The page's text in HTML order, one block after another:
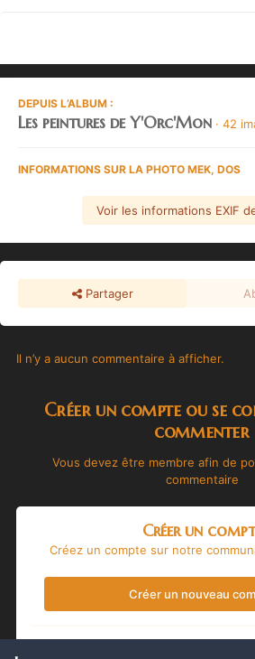
DEPUIS L’ALBUM :
Les peintures de Y'Orc'Mon · 42
INFORMATIONS SUR LA PHOTO MEK, DOS
Voir les informations EXIF
Partager
Il n’y a aucun commentaire à afficher.
Créer un compte ou se
commenter
Vous devez être membre afin de
commentaire
Créer un
Créez un compte sur notre
Créer un nouveau